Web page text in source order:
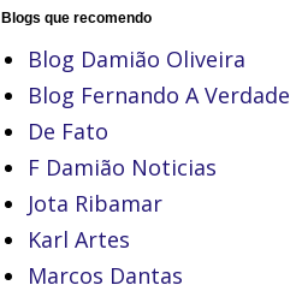
Blogs que recomendo
Blog Damião Oliveira
Blog Fernando A Verdade
De Fato
F Damião Noticias
Jota Ribamar
Karl Artes
Marcos Dantas